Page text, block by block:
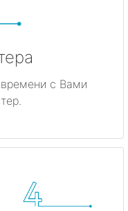
времени с Вами